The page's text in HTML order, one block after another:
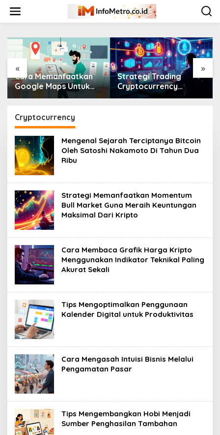
content
« »
Cara Memanfaatkan
Google Maps Untuk
Menarik Pelanggan
Strategi Trading
Cryptocurrency
Terbaik Tahun Dua
Cryptocurrency
Mengenal Sejarah Terciptanya Bitcoin
Oleh Satoshi Nakamoto Di Tahun Dua
Ribu
Strategi Memanfaatkan Momentum
Bull Market Guna Meraih Keuntungan
Maksimal Dari Kripto
Cara Membaca Grafik Harga Kripto
Menggunakan Indikator Teknikal Paling
Akurat Sekali
Tips Mengoptimalkan Penggunaan
Kalender Digital untuk Produktivitas
Cara Mengasah Intuisi Bisnis Melalui
Pengamatan Pasar
Tips Mengembangkan Hobi Menjadi
Sumber Penghasilan Tambahan